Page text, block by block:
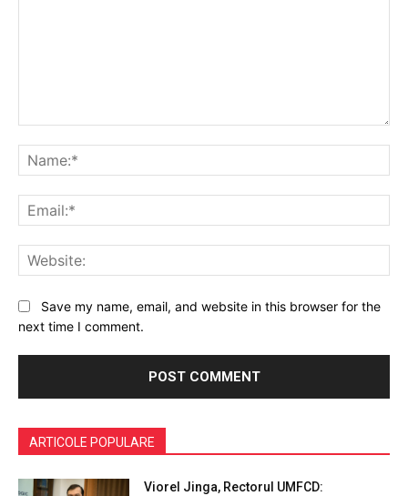
Save my name, email, and website in this browser for the
next time I comment.
ARTICOLE POPULARE
Viorel Jinga, Rectorul UMFCD: